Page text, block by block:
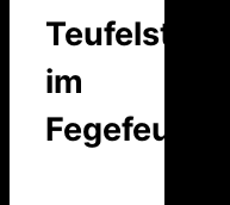
Teufelstalk
im
Fegefeuer